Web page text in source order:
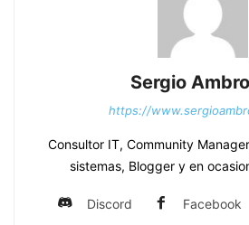
Sergio
https://
Consultor IT, Community
sistemas, Blogger y en
Discord Facebook